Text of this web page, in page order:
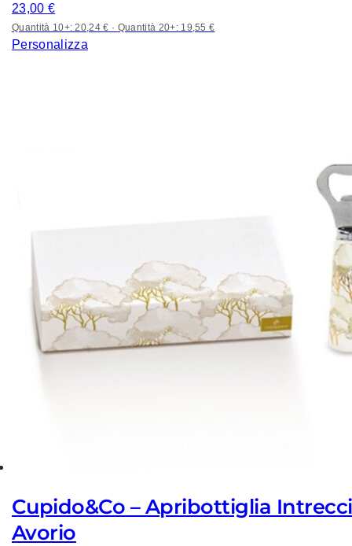
23,00 €
Quantità 10+: 20,24 € · Quantità 20+: 19,55 €
Personalizza
Cupido&Co – Apribottiglia Intrecci
Avorio